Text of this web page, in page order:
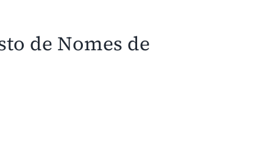
de Nomes de